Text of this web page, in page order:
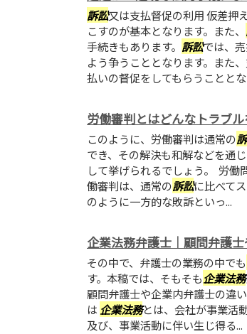
訴訟又は支払督促の利用 仮差押
こすのが基本となります。また、
手続きもあります。 訴訟では、
よう争うこととなります。また
払いの督促をしてもらうこととな
労働審判とはどんなトラブ
このように、労働審判は通常の
でき、その解決も和解などを通
して挙げられるでしょう。 労働
働審判は、通常の訴訟に比べて
のように一方的な敗訴といっ...
企業法務弁護士｜顧問弁護
その中で、弁護士の業務の中でも
す。本稿では、そもそも企業法務
顧問弁護士や企業内弁護士の違
は 企業法務とは、会社が事業活
及び、事業活動に伴い生じ得る...